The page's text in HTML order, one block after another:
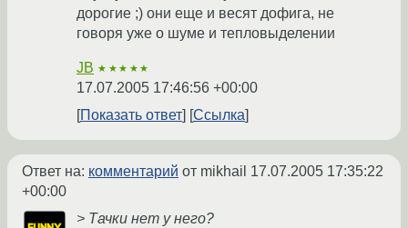
дорогие ;) они еще и весят дофига, не
говоря уже о шуме и тепловыделении
JB ★★★★★
17.07.2005 17:46:56 +00:00
Показать ответ
Ссылка
Ответ на: комментарий от mikhail 17.07.2005 17:35:22
+00:00
> Тачки нет у него?